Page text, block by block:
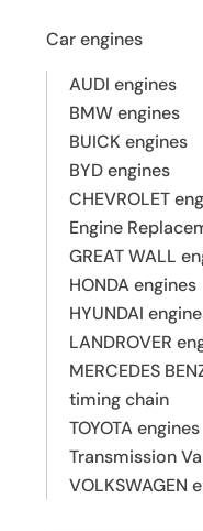
Car engines
AUDI engines
BMW engines
BUICK engines
BYD engines
CHEVROLET
Engine
GREAT WALL
HONDA engines
HYUNDAI
LANDROVER
MERCEDES
timing chain
TOYOTA engines
Transmission
VOLKSWAGEN